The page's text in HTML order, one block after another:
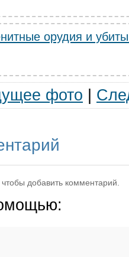
орудия и
фото
чтобы добавить комментарий.